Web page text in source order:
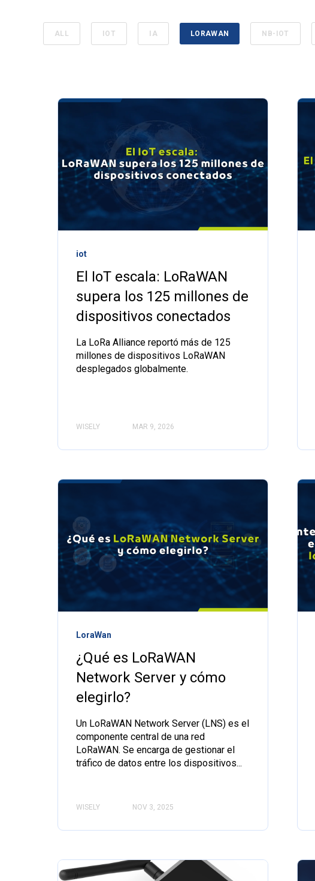
ALL IOT IA LORAWAN NB-IOT
iot
El IoT escala: LoRaWAN
supera los 125 millones de
dispositivos conectados
La LoRa Alliance reportó más de 125
millones de dispositivos LoRaWAN
desplegados globalmente.
WISELY MAR 9, 2026
LoraWan
¿Qué es LoRaWAN
Network Server y cómo
elegirlo?
Un LoRaWAN Network Server (LNS) es el
componente central de una red
LoRaWAN. Se encarga de gestionar el
tráfico de datos entre los dispositivos...
WISELY NOV 3, 2025